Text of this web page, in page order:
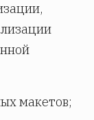
макетов;